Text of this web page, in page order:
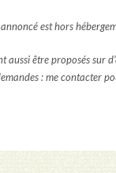
est hors
aussi être proposés sur
: me contacter